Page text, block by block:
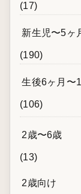
(17)
新生児〜5ヶ
(190)
生後6ヶ月〜
(106)
2歳〜6歳
(13)
2歳向け